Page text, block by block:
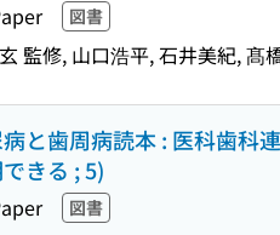
図書
監修, 山口浩平, 石井美紀, 髙
と歯周病読本 : 医科歯科
きる ; 5)
図書